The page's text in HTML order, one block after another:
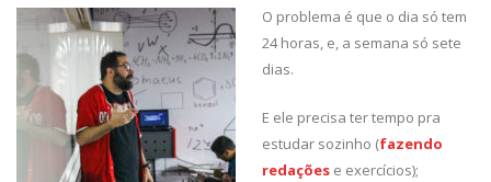
O problema é que o dia só tem
24 horas, e, a semana só sete
dias.
E ele precisa ter tempo pra
estudar sozinho (fazendo
redações e exercícios);